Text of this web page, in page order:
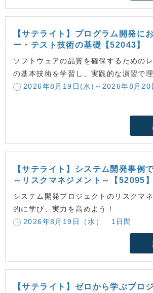
【サテライト】プログラム開発に
ー・テスト技術の基礎【52043】
ソフトウェアの品質を確保するための
の基本技術を学習し、実践的な演習で
2026年8月19日(水)～2026年8月
【サテライト】システム開発事例
～リスクマネジメント～【52095】
システム開発プロジェクトのリスクマ
的に学び、実力を高めよう！
2026年8月19日（水） 1日間
【サテライト】ゼロから学ぶプロ